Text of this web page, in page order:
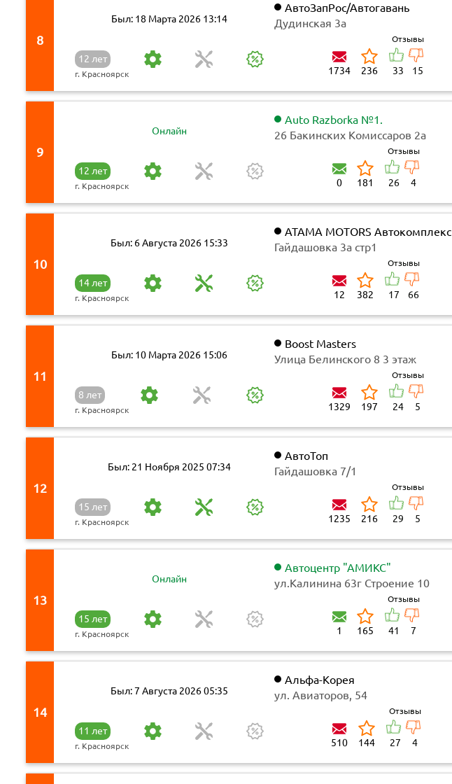
8
Был: 18 Марта 2026 13:14
12 лет
г. Красноярск
АвтоЗапРос/Автогавань
Дудинская 3а
1734 236
Отзывы
33 15
9
Онлайн
12 лет
г. Красноярск
Auto Razborka №1.
26 Бакинских Комиссаров 2а
0 181
Отзывы
26 4
10
Был: 6 Августа 2026 15:33
14 лет
г. Красноярск
ATAMA MOTORS Автокомплекс
Гайдашовка 3а стр1
12 382
Отзывы
17 66
11
Был: 10 Марта 2026 15:06
8 лет
г. Красноярск
Boost Masters
​​Улица Белинского 8​ 3 этаж
КомсоМОЛЛ (самовывоза нет)
1329 197
Отзывы
24 5
12
Был: 21 Ноября 2025 07:34
15 лет
г. Красноярск
АвтоТоп
Гайдашовка 7/1
1235 216
Отзывы
29 5
13
Онлайн
15 лет
г. Красноярск
Автоцентр "АМИКС"
ул.Калинина 63г Строение 10
1 165
Отзывы
41 7
14
Был: 7 Августа 2026 05:35
11 лет
г. Красноярск
Альфа-Корея
ул. Авиаторов, 54
510 144
Отзывы
27 4